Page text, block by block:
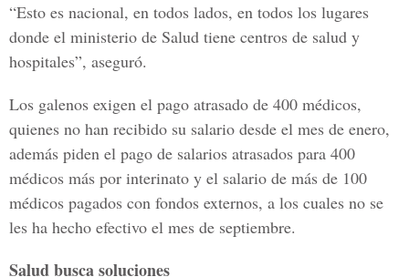
“Esto es nacional, en todos lados, en todos los lugares
donde el ministerio de Salud tiene centros de salud y
hospitales”, aseguró.
Los galenos exigen el pago atrasado de 400 médicos,
quienes no han recibido su salario desde el mes de enero,
además piden el pago de salarios atrasados para 400
médicos más por interinato y el salario de más de 100
médicos pagados con fondos externos, a los cuales no se
les ha hecho efectivo el mes de septiembre.
Salud busca soluciones